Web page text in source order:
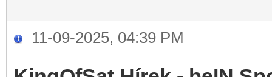
11-09-2025, 04:39 PM